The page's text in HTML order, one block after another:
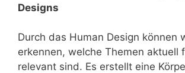
Designs
Durch das Human Design können
erkennen, welche Themen aktuell
relevant sind. Es erstellt eine